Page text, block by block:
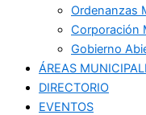
Ordenanzas
Corporación
Gobierno
ÁREAS
DIRECTORIO
EVENTOS